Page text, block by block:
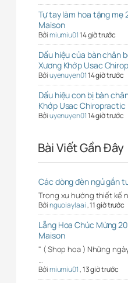
Tự tay làm hoa tặng mẹ
Maison
Bởimiumiu0114 giờ trước
Dấu hiệu của bàn chân
Xương Khớp Usac
Bởiuyenuyen0114 giờ trước
Dấu hiệu con bị bàn
Khớp Usac Chiropractic
Bởiuyenuyen0114 giờ trước
Bài Viết Gần Đây
Các dòng đèn ngủ gắn
Trong xu hướng thiết kế
Bởinguoiaylaai,11 giờ trước
Lẵng Hoa Chúc Mừng
Maison
" ( Shop hoa ) Những
…
Bởimiumiu01,13 giờ trước